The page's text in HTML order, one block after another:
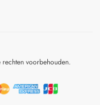
voorbehouden.